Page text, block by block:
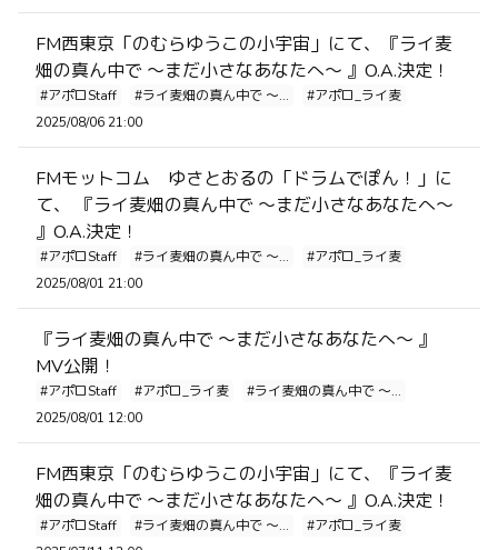
FM西東京「のむらゆうこの小宇宙」にて、『ライ麦
畑の真ん中で ～まだ小さなあなたへ～ 』O.A.決定！
#アポロStaff #ライ麦畑の真ん中で ～...
#アポロ_ライ麦
2025/08/06 21:00
FMモットコム ゆさとおるの「ドラムでぽん！」に
て、 『ライ麦畑の真ん中で ～まだ小さなあなたへ～
』O.A.決定！
#アポロStaff #ライ麦畑の真ん中で ～...
#アポロ_ライ麦
2025/08/01 21:00
『ライ麦畑の真ん中で ～まだ小さなあなたへ～ 』
MV公開！
#アポロStaff #アポロ_ライ麦
#ライ麦畑の真ん中で ～...
2025/08/01 12:00
FM西東京「のむらゆうこの小宇宙」にて、『ライ麦
畑の真ん中で ～まだ小さなあなたへ～ 』O.A.決定！
#アポロStaff #ライ麦畑の真ん中で ～...
#アポロ_ライ麦